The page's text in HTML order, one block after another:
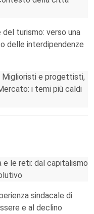
del turismo: verso una
delle interdipendenze
Miglioristi e progettisti,
i temi più caldi
e le reti: dal capitalismo
sindacale di
e al declino